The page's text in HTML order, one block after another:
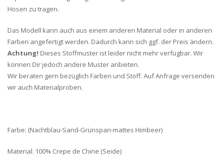
Hosen zu tragen.
Das Modell kann auch aus einem anderen Material oder in anderen
Farben angefertigt werden. Dadurch kann sich ggf. der Preis ändern.
Achtung! Dieses Stoffmuster ist leider nicht mehr verfügbar. Wir
können Dir jedoch andere Muster anbieten.
Wir beraten gern bezüglich Farben und Stoff. Auf Anfrage versenden
wir auch Materialproben.
Farbe: (Nachtblau-Sand-Grünspan-mattes Himbeer)
Material: 100% Crepe de Chine (Seide)